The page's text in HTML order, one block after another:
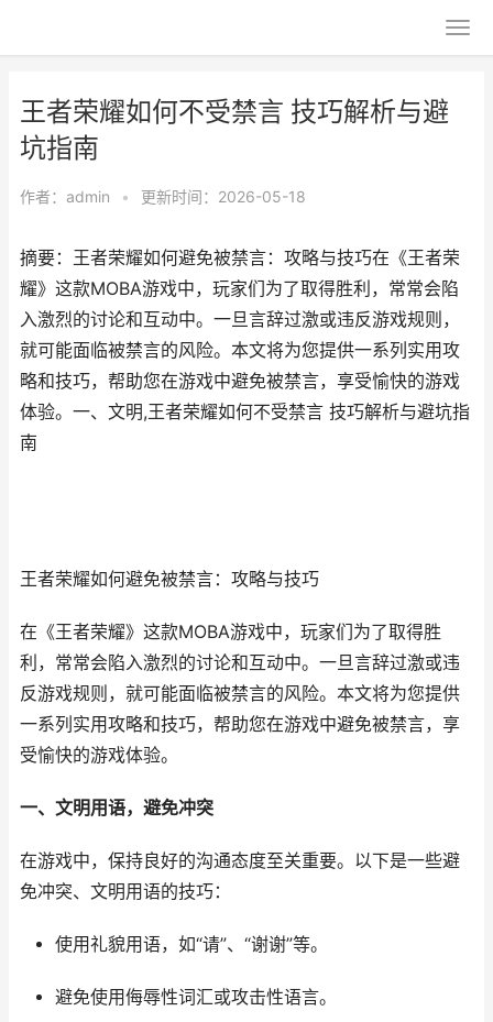
王者荣耀如何不受禁言 技巧解析与避
坑指南
作者： admin • 更新时间：2026-05-18
摘要：王者荣耀如何避免被禁言：攻略与技巧在《王者荣
耀》这款MOBA游戏中，玩家们为了取得胜利，常常会陷
入激烈的讨论和互动中。一旦言辞过激或违反游戏规则，
就可能面临被禁言的风险。本文将为您提供一系列实用攻
略和技巧，帮助您在游戏中避免被禁言，享受愉快的游戏
体验。一、文明,王者荣耀如何不受禁言 技巧解析与避坑指
南
王者荣耀如何避免被禁言：攻略与技巧
在《王者荣耀》这款MOBA游戏中，玩家们为了取得胜
利，常常会陷入激烈的讨论和互动中。一旦言辞过激或违
反游戏规则，就可能面临被禁言的风险。本文将为您提供
一系列实用攻略和技巧，帮助您在游戏中避免被禁言，享
受愉快的游戏体验。
一、文明用语，避免冲突
在游戏中，保持良好的沟通态度至关重要。以下是一些避
免冲突、文明用语的技巧：
使用礼貌用语，如“请”、“谢谢”等。
避免使用侮辱性词汇或攻击性语言。